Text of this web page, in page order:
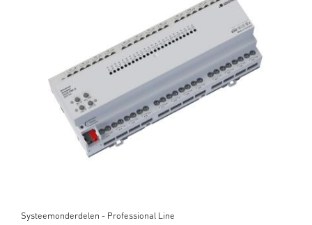
Systeemonderdelen - Professional Line